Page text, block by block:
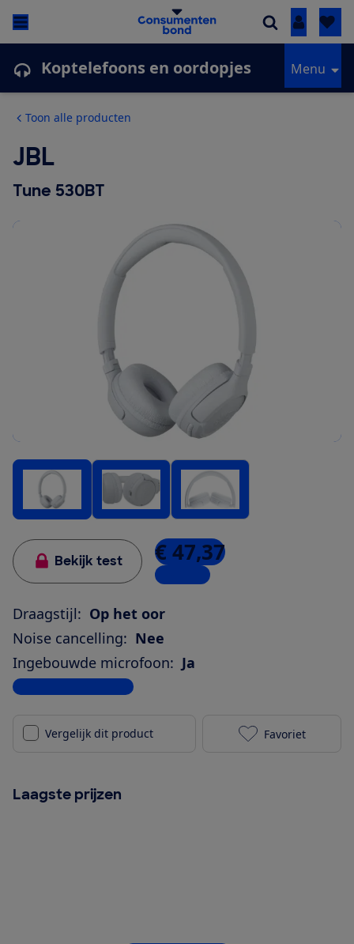
Inloggen
Koptelefoons en oordopjes Menu
Toon alle producten
JBL
Tune 530BT
Bekijk test € 47,37
9 winkels
Draagstijl: Op het oor
Noise cancelling: Nee
Ingebouwde microfoon: Ja
Bekijk alle specificaties
Vergelijk dit product JBL Tune
Favoriet
Laagste prijzen